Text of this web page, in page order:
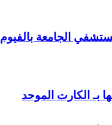
الجامعة بالفيوم
بـ الكارت الموحد